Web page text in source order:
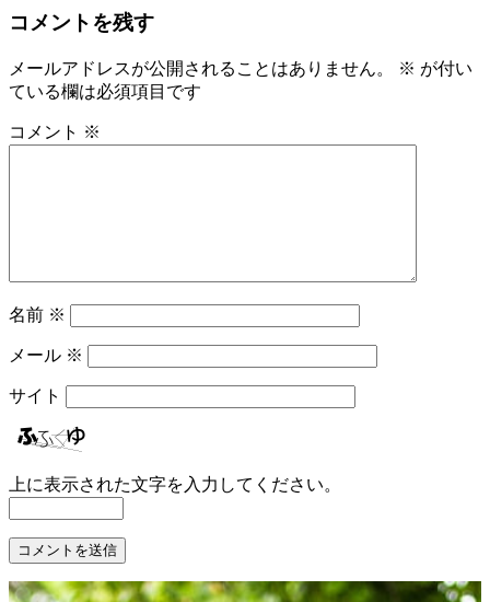
コメントを残す
メールアドレスが公開されることはありません。 ※ が付い
ている欄は必須項目です
コメント ※
名前 ※
メール ※
サイト
上に表示された文字を入力してください。